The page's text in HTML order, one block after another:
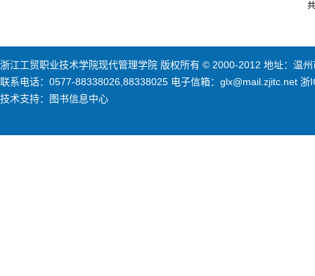
浙江工贸职业技术学院现代管理学院 版权所有 © 2000-2012 地址：温
联系电话：0577-88338026,88338025 电子信箱：glx@mail.zjitc.net 浙
技术支持：图书信息中心